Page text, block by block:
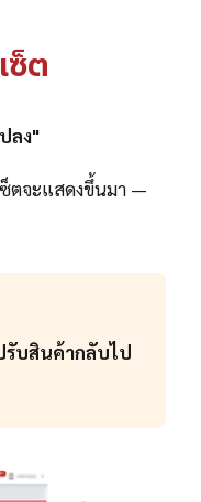
ซ็ต
ลง"
ตจะแสดงขึ้นมา —
รับสินค้ากลับไป